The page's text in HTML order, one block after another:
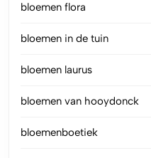
bloemen flora
bloemen in de tuin
bloemen laurus
bloemen van hooydonck
bloemenboetiek